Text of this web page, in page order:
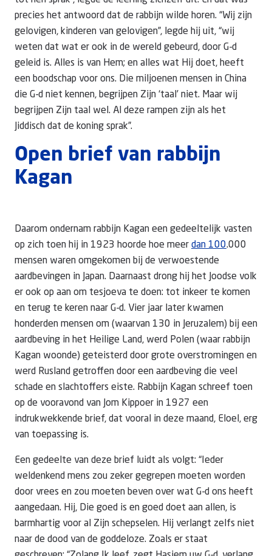
precies het antwoord dat de rabbijn wilde horen. “Wij zijn
gelovigen, kinderen van gelovigen”, legde hij uit, “wij
weten dat wat er ook in de wereld gebeurd, door G-d
geleid is. Alles is van Hem; en alles wat Hij doet, heeft
een boodschap voor ons. Die miljoenen mensen in China
die G-d niet kennen, begrijpen Zijn ‘taal’ niet. Maar wij
begrijpen Zijn taal wel. Al deze rampen zijn als het
Jiddisch dat de koning sprak”.
Open brief van rabbijn
Kagan
Daarom ondernam rabbijn Kagan een gedeeltelijk vasten
op zich toen hij in 1923 hoorde hoe meer dan 100.000
mensen waren omgekomen bij de verwoestende
aardbevingen in Japan. Daarnaast drong hij het Joodse volk
er ook op aan om tesjoeva te doen: tot inkeer te komen
en terug te keren naar G-d. Vier jaar later kwamen
honderden mensen om (waarvan 130 in Jeruzalem) bij een
aardbeving in het Heilige Land, werd Polen (waar rabbijn
Kagan woonde) geteisterd door grote overstromingen en
werd Rusland getroffen door een aardbeving die veel
schade en slachtoffers eiste. Rabbijn Kagan schreef toen
op de vooravond van Jom Kippoer in 1927 een
indrukwekkende brief, dat vooral in deze maand, Eloel, erg
van toepassing is.
Een gedeelte van deze brief luidt als volgt: “Ieder
weldenkend mens zou zeker gegrepen moeten worden
door vrees en zou moeten beven over wat G-d ons heeft
aangedaan. Hij, Die goed is en goed doet aan allen, is
barmhartig voor al Zijn schepselen. Hij verlangt zelfs niet
naar de dood van de goddeloze. Zoals er staat